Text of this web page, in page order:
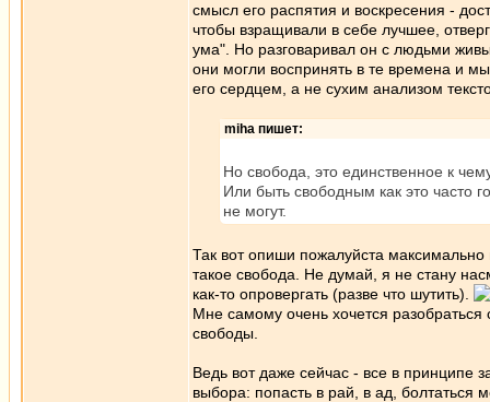
смысл его распятия и воскресения -
чтобы взращивали в себе лучшее,
ума". Но разговаривал он с людьми
они могли воспринять в те времена и
его сердцем, а не сухим анализом
miha пишет:
Но свобода, это единственное к
Или быть свободным как это часто
не могут.
Так вот опиши пожалуйста максимально
такое свобода. Не думай, я не стану
как-то опровергать (разве что шутить).
Мне самому очень хочется разобраться
свободы.
Ведь вот даже сейчас - все в принципе
выбора: попасть в рай, в ад, болтаться